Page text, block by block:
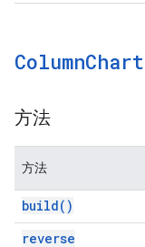
ColumnChart
方法
方法
build( )
reverse